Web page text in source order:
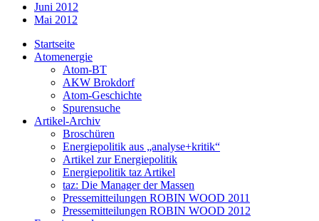
Juni 2012
Mai 2012
Startseite
Atomenergie
Atom-BT
AKW Brokdorf
Atom-Geschichte
Spurensuche
Artikel-Archiv
Broschüren
Energiepolitik aus „analyse+kritik“
Artikel zur Energiepolitik
Energiepolitik taz Artikel
taz: Die Manager der Massen
Pressemitteilungen ROBIN WOOD 2011
Pressemitteilungen ROBIN WOOD 2012